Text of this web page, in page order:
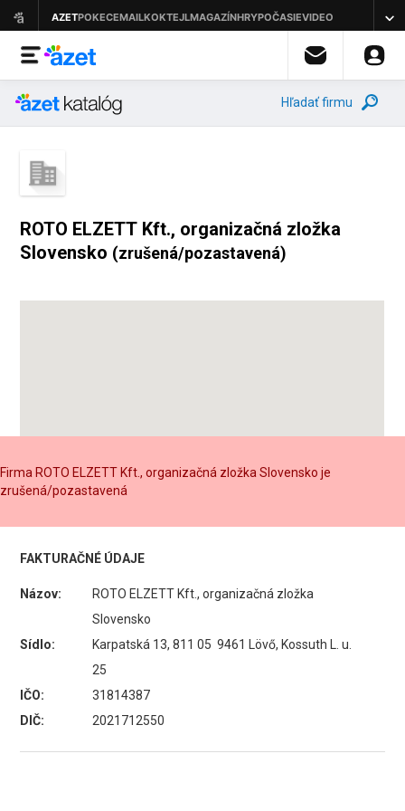
Hľadať firmu
ROTO ELZETT Kft., organizačná zložka
Slovensko (zrušená/pozastavená)
Firma ROTO ELZETT Kft., organizačná zložka Slovensko je
zrušená/pozastavená
FAKTURAČNÉ ÚDAJE
Názov:
ROTO ELZETT Kft., organizačná zložka
Slovensko
Sídlo:
Karpatská 13, 811 05 9461 Lövő, Kossuth L. u.
25
IČO:
31814387
DIČ:
2021712550